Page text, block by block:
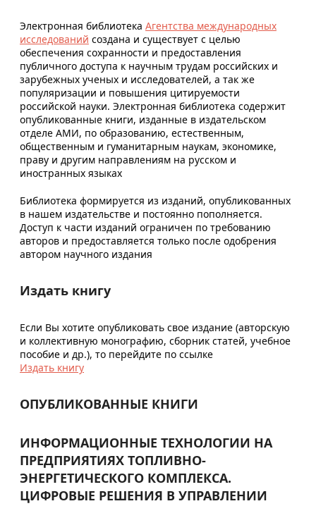
Электронная библиотека Агентства международных
исследований создана и существует с целью
обеспечения сохранности и предоставления
публичного доступа к научным трудам российских и
зарубежных ученых и исследователей, а так же
популяризации и повышения цитируемости
российской науки. Электронная библиотека содержит
опубликованные книги, изданные в издательском
отделе АМИ, по образованию, естественным,
общественным и гуманитарным наукам, экономике,
праву и другим направлениям на русском и
иностранных языках
Библиотека формируется из изданий, опубликованных
в нашем издательстве и постоянно пополняется.
Доступ к части изданий ограничен по требованию
авторов и предоставляется только после одобрения
автором научного издания
Издать книгу
Если Вы хотите опубликовать свое издание (авторскую
и коллективную монографию, сборник статей, учебное
пособие и др.), то перейдите по ссылке
Издать книгу
ОПУБЛИКОВАННЫЕ КНИГИ
ИНФОРМАЦИОННЫЕ ТЕХНОЛОГИИ НА
ПРЕДПРИЯТИЯХ ТОПЛИВНО-
ЭНЕРГЕТИЧЕСКОГО КОМПЛЕКСА.
ЦИФРОВЫЕ РЕШЕНИЯ В УПРАВЛЕНИИ